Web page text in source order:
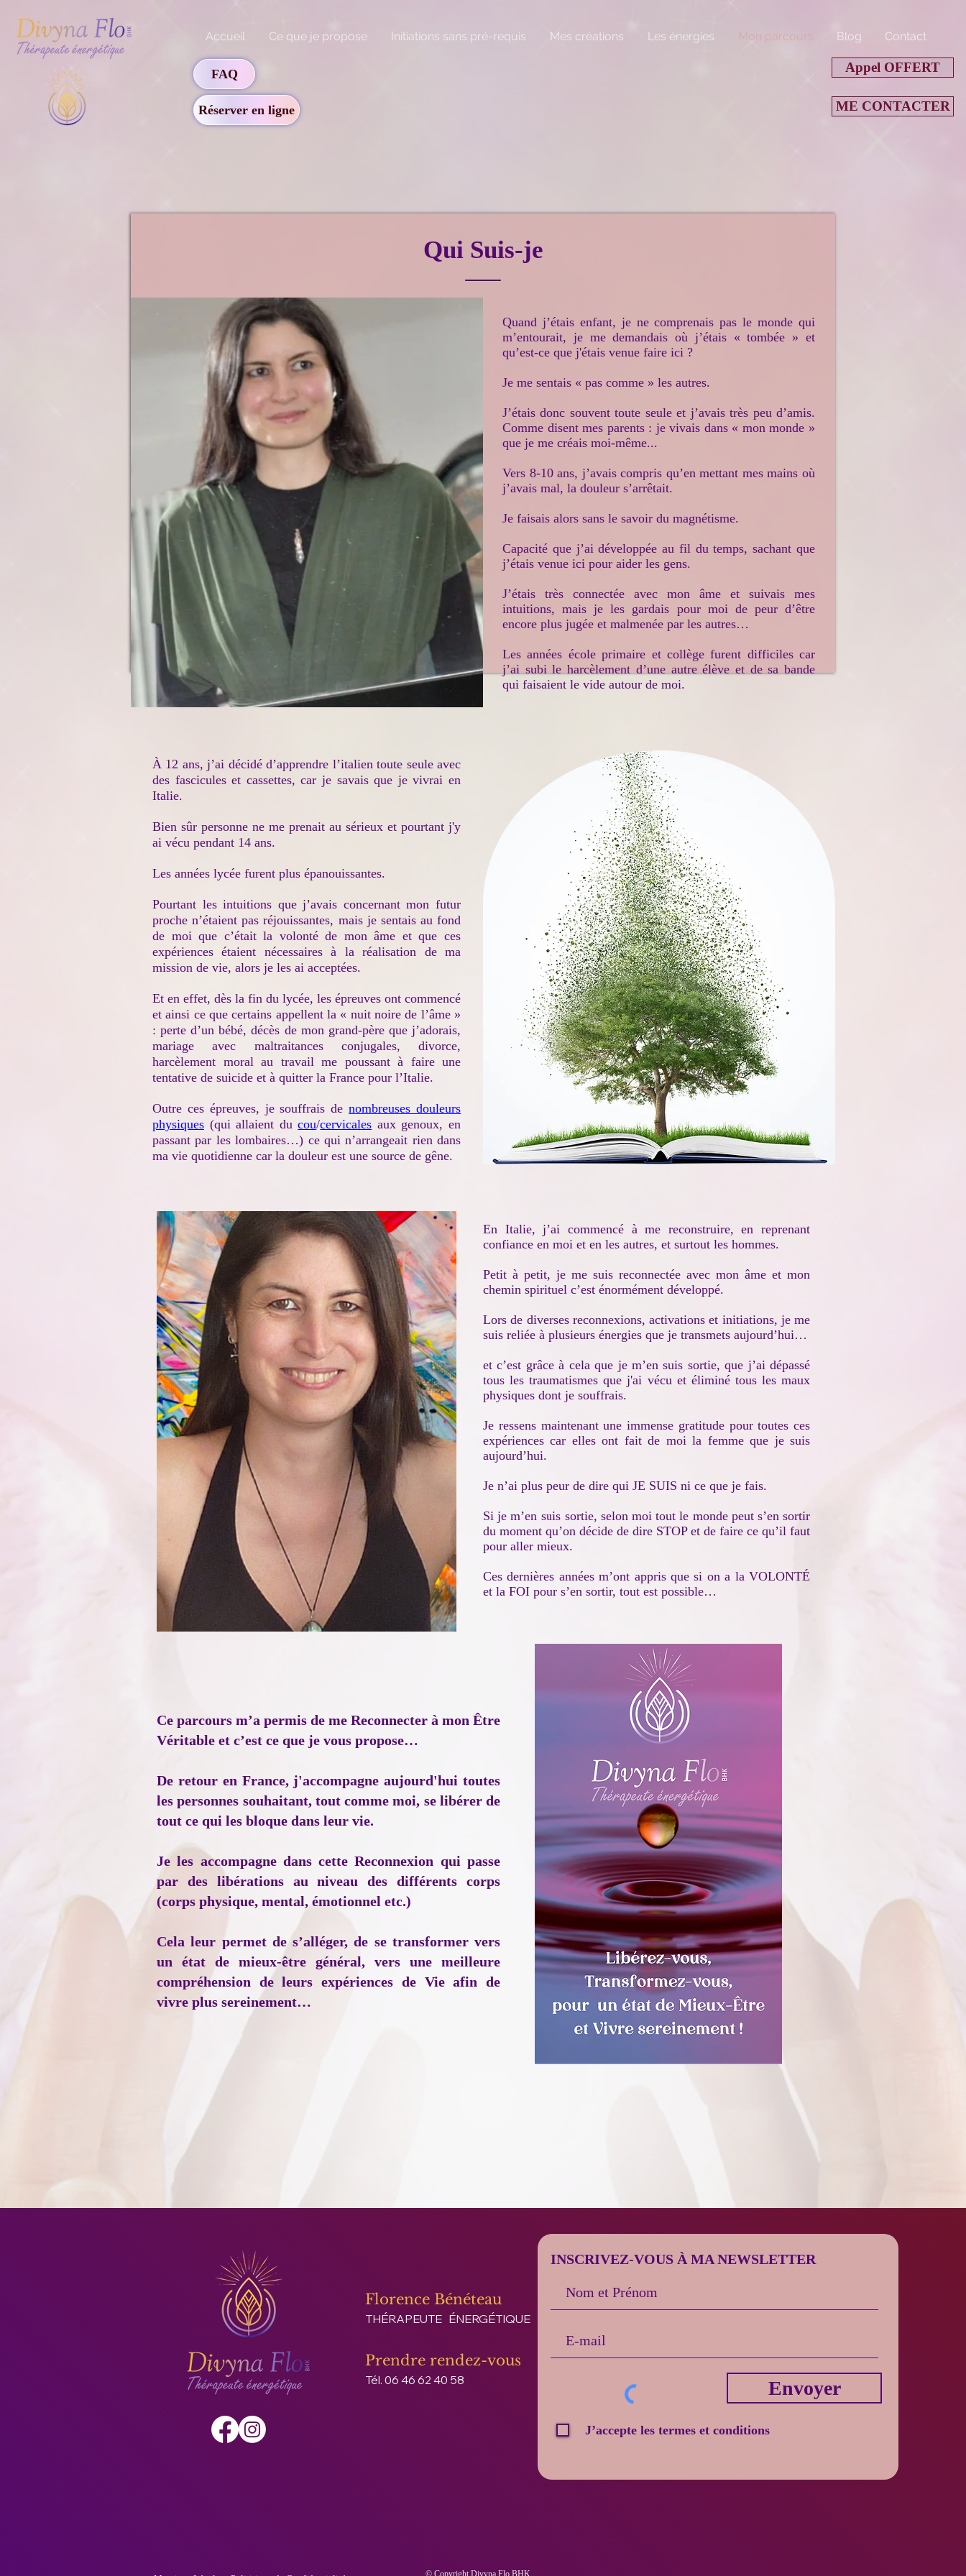
Appel OFFERT
ME CONTACTER
Accueil Ce que je propose Initiations sans pré-requis Mes créations Les énergies Mon parcours Blog Contact
FAQ
Réserver en ligne
Qui Suis-je
Quand j’étais enfant, je ne comprenais pas le monde qui
m’entourait, je me demandais où j’étais « tombée » et
qu’est-ce que j'étais venue faire ici ?
Je me sentais « pas comme » les autres.
J’étais donc souvent toute seule et j’avais très peu d’amis.
Comme disent mes parents : je vivais dans « mon monde »
que je me créais moi-même...
Vers 8-10 ans, j’avais compris qu’en mettant mes mains où
j’avais mal, la douleur s’arrêtait.
Je faisais alors sans le savoir du magnétisme.
Capacité que j’ai développée au fil du temps, sachant que
j’étais venue ici pour aider les gens.
J’étais très connectée avec mon âme et suivais mes
intuitions, mais je les gardais pour moi de peur d’être
encore plus jugée et malmenée par les autres…
Les années école primaire et collège furent difficiles car
j’ai subi le harcèlement d’une autre élève et de sa bande
qui faisaient le vide autour de moi.
​En Italie, j’ai commencé à me reconstruire, en reprenant
confiance en moi et en les autres, et surtout les hommes.
Petit à petit, je me suis reconnectée avec mon âme et mon
chemin spirituel c’est énormément développé.
Lors de diverses reconnexions, activations et initiations, je me
suis reliée à plusieurs énergies que je transmets aujourd’hui…
et c’est grâce à cela que je m’en suis sortie, que j’ai dépassé
tous les traumatismes que j'ai vécu et éliminé tous les maux
physiques dont je souffrais.
Je ressens maintenant une immense gratitude pour toutes ces
expériences car elles ont fait de moi la femme que je suis
aujourd’hui.
Je n’ai plus peur de dire qui JE SUIS ni ce que je fais.
Si je m’en suis sortie, selon moi tout le monde peut s’en sortir
du moment qu’on décide de dire STOP et de faire ce qu’il faut
pour aller mieux.
Ces dernières années m’ont appris que si on a la VOLONTÉ
et la FOI pour s’en sortir, tout est possible…
À 12 ans, j’ai décidé d’apprendre l’italien toute seule avec
des fascicules et cassettes, car je savais que je vivrai en
Italie.
Bien sûr personne ne me prenait au sérieux et pourtant j'y
ai vécu pendant 14 ans.
Les années lycée furent plus épanouissantes.
Pourtant les intuitions que j’avais concernant mon futur
proche n’étaient pas réjouissantes, mais je sentais au fond
de moi que c’était la volonté de mon âme et que ces
expériences étaient nécessaires à la réalisation de ma
mission de vie, alors je les ai acceptées.
Et en effet, dès la fin du lycée, les épreuves ont commencé
et ainsi ce que certains appellent la « nuit noire de l’âme »
: perte d’un bébé, décès de mon grand-père que j’adorais,
mariage avec maltraitances conjugales, divorce,
harcèlement moral au travail me poussant à faire une
tentative de suicide et à quitter la France pour l’Italie.
Outre ces épreuves, je souffrais denombreuses douleurs
physiques (qui allaient ducou/cervicales aux genoux, en
passant par les lombaires…) ce qui n’arrangeait rien dans
ma vie quotidienne car la douleur est une source de gêne.
Ce parcours m’a permis de me Reconnecter à mon Être
Véritable et c’est ce que je vous propose…
De retour en France, j'accompagne aujourd'hui toutes
les personnes souhaitant, tout comme moi, se libérer de
tout ce qui les bloque dans leur vie.
Je les accompagne dans cette Reconnexion qui passe
par des libérations au niveau des différents corps
(corps physique, mental, émotionnel etc.)
Cela leur permet de s’alléger, de se transformer vers
un état de mieux-être général, vers une meilleure
compréhension de leurs expériences de Vie afin de
vivre plus sereinement…
Florence Bénéteau
THÉRAPEUTE ÉNERGÉTIQUE
Prendre rendez-vous
Tél. 06 46 62 40 58
INSCRIVEZ-VOUS À MA NEWSLETTER
Envoyer
J’accepte les termes et conditions
© Copyright Divyna Flo BHK